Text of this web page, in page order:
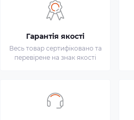
Гарантія якості
Весь товар сертифіковано та
перевірене на знак якості